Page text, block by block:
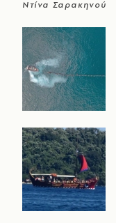
Ντίνα Σαρακηνού